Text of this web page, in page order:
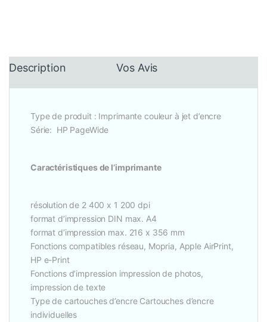
Description Vos Avis
Type de produit : Imprimante couleur à jet d’encre
Série: HP PageWide
Caractéristiques de l’imprimante
résolution de 2 400 x 1 200 dpi
format d’impression DIN max. A4
format d’impression max. 216 x 356 mm
Fonctions compatibles réseau, Mopria, Apple AirPrint,
HP e-Print
Fonctions d’impression impression de photos,
impression de texte
Type de cartouches d’encre Cartouches d’encre
individuelles